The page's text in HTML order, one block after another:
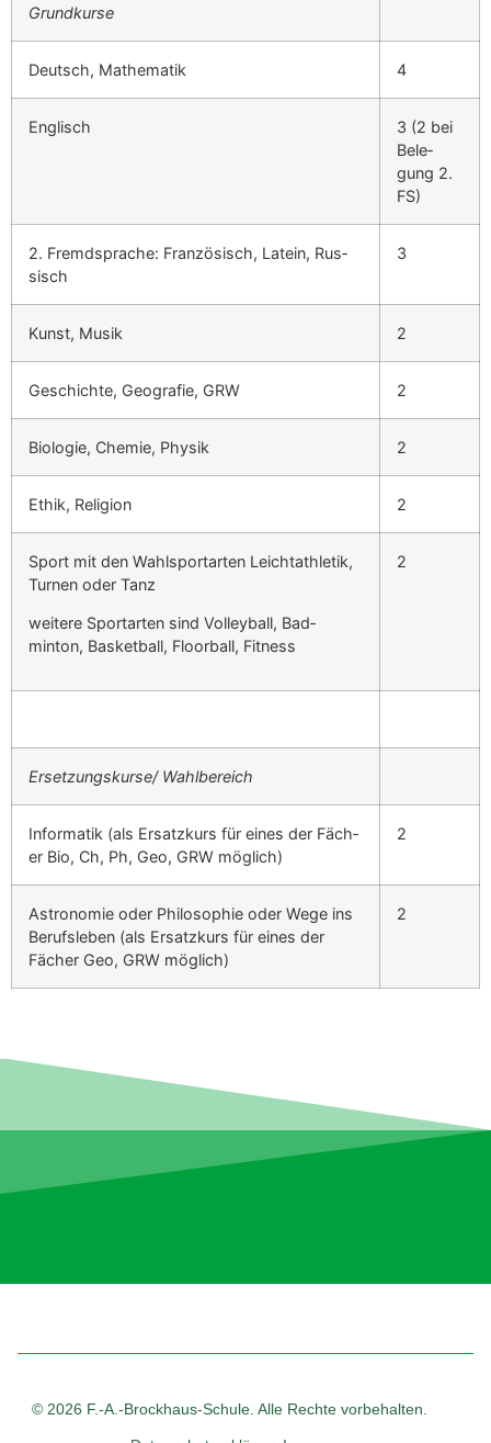
Grund­kurse
Deutsch, Math­e­matik 4
Englisch
3 (2 bei
Bele­
gung 2.
FS)
2. Fremd­sprache: Franzö­sisch, Latein, Rus­
sisch
3
Kun­st, Musik 2
Geschichte, Geografie, GRW 2
Biolo­gie, Chemie, Physik 2
Ethik, Reli­gion 2
Sport mit den Wahlsportarten Leich­tath­letik,
Tur­nen oder Tanz
weit­ere Sportarten sind Vol­ley­ball, Bad­
minton, Bas­ket­ball, Floor­ball, Fit­ness
2
Ersetzungskurse/ Wahlbere­ich
Infor­matik (als Ersatzkurs für eines der Fäch­
er Bio, Ch, Ph, Geo, GRW möglich)
2
Astronomie oder Philoso­phie oder Wege ins
Beruf­sleben (als Ersatzkurs für eines der
Fäch­er Geo, GRW möglich)
2
© 2026 F.-A.-Brockhaus-Schule. Alle Rechte vorbehalten.